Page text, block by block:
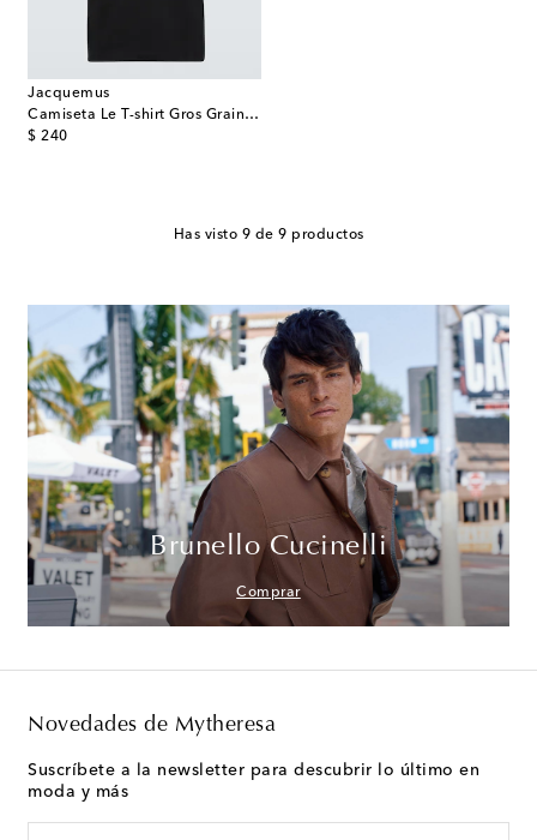
Jacquemus
Camiseta Le T-shirt Gros Grain de algodón
$ 240
original price
Has visto 9 de 9 productos
Brunello Cucinelli
Comprar
Novedades de Mytheresa
Suscríbete a la newsletter para descubrir lo último en
moda y más